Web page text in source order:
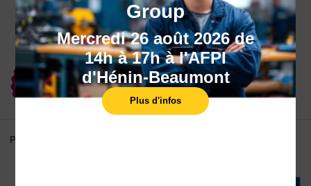
Group
Mercredi 26 août 2026 de
14h à 17h à l'AFPI
d'Hénin-Beaumont
Plus d'infos
Partenaires